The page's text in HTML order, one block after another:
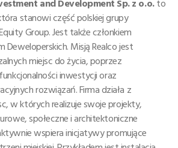
and Development Sp. z o.o.to
stanowi część polskiej grupy
Group. Jest także członkiem
Deweloperskich. Misją Realco jest
miejsc do życia, poprzez
inwestycji oraz
rozwiązań. Firma działa z
w których realizuje swoje projekty,
społeczne i architektoniczne
wspiera inicjatywy promujące